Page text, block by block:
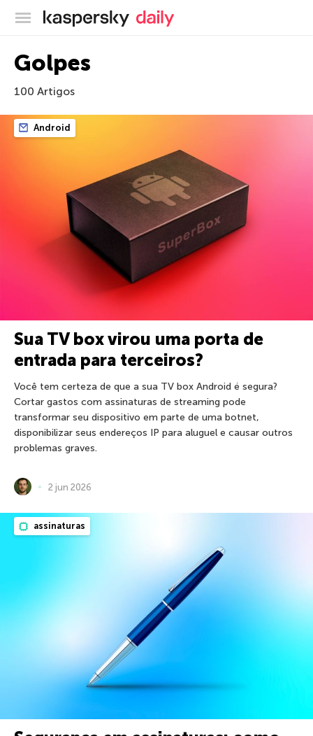
Blog oficial da Kaspersky
Golpes
100 Artigos
Android
Sua TV box virou uma porta de
entrada para terceiros?
Você tem certeza de que a sua TV box Android é segura?
Cortar gastos com assinaturas de streaming pode
transformar seu dispositivo em parte de uma botnet,
disponibilizar seus endereços IP para aluguel e causar outros
problemas graves.
2 jun 2026
assinaturas